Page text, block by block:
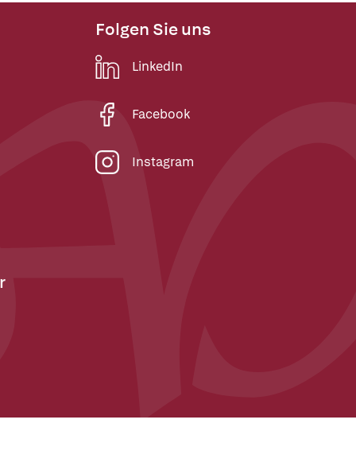
Folgen Sie uns
LinkedIn
Facebook
Instagram